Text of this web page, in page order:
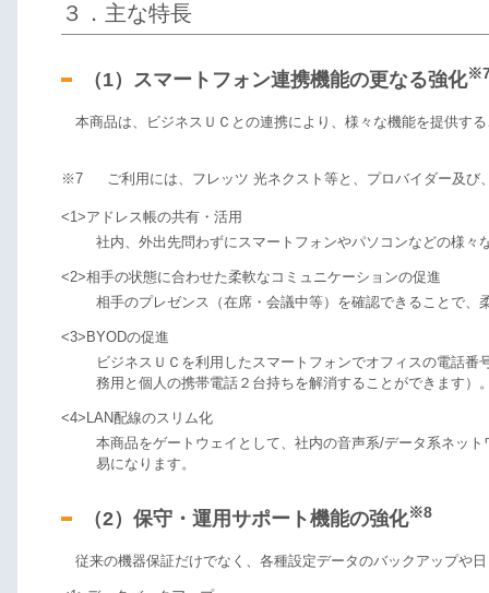
３．主な特長
（1）スマートフォン連携機能の更なる強化
本商品は、ビジネスＵＣとの連携により、様々な機能を提供す
※7 ご利用には、フレッツ 光ネクスト等と、プロバイダー及
<1>アドレス帳の共有・活用
社内、外出先問わずにスマートフォンやパソコンなどの様
<2>相手の状態に合わせた柔軟なコミュニケーションの促進
相手のプレゼンス（在席・会議中等）を確認できることで
<3>BYODの促進
ビジネスＵＣを利用したスマートフォンでオフィスの電話
務用と個人の携帯電話２台持ちを解消することができます）
<4>LAN配線のスリム化
本商品をゲートウェイとして、社内の音声系/データ系ネッ
易になります。
（2）保守・運用サポート機能の強化※8
従来の機器保証だけでなく、各種設定データのバックアップや